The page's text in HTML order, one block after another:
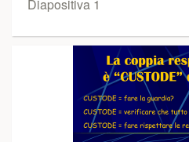
Diapositiva 1